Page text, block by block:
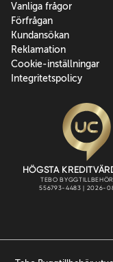
Vanliga frågor
Förfrågan
Kundansökan
Reklamation
Cookie-inställningar
Integritetspolicy